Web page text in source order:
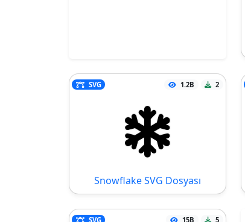
SVG 1.2B 2
Snowflake SVG Dosyası
SVG 15B 5